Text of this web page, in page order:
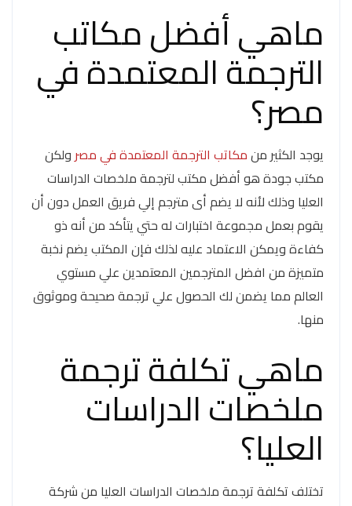
ماهي أفضل مكاتب
الترجمة المعتمدة في
مصر؟
يوجد الكثير منمكاتب الترجمة المعتمدة في مصر ولكن
مكتب جودة هو أفضل مكتب لترجمة ملخصات الدراسات
العليا وذلك لأنه لا يضم أى مترجم إلي فريق العمل دون أن
يقوم بعمل مجموعة اختبارات له حتي يتأكد من أنه ذو
كفاءة ويمكن الاعتماد عليه لذلك فإن المكتب يضم نخبة
متميزة من افضل المترجمين المعتمدين علي مستوي
العالم مما يضمن لك الحصول علي ترجمة صحيحة وموثوق
منها.
ماهي تكلفة ترجمة
ملخصات الدراسات
العليا؟
تختلف تكلفة ترجمة ملخصات الدراسات العليا من شركة